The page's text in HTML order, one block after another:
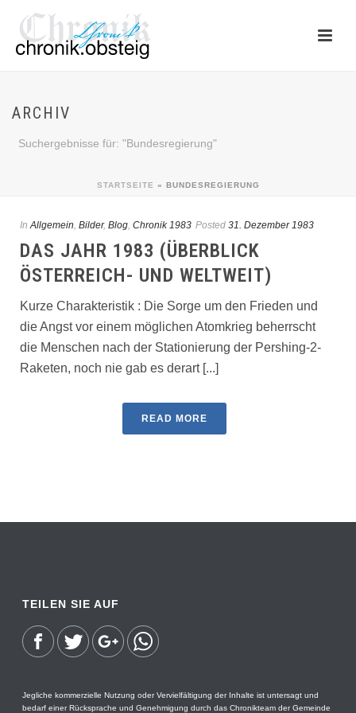
ARCHIV
Suchergebnisse für: "Bundesregierung"
STARTSEITE » BUNDESREGIERUNG
In Allgemein, Bilder, Blog, Chronik 1983 Posted 31. Dezember 1983
DAS JAHR 1983 (ÜBERBLICK
ÖSTERREICH- UND WELTWEIT)
Kurze Charakteristik : Die Sorge um den Frieden und
die Angst vor einem möglichen Atomkrieg beherrscht
die Menschen nach der Stationierung der Pershing-2-
Raketen, noch nie gab es derart [...]
READ MORE
TEILEN SIE AUF
Jegliche kommerzielle Nutzung oder Vervielfältigung der Inhalte ist untersagt und
bedarf einer Rücksprache und Genehmigung durch das Chronikteam der Gemeinde